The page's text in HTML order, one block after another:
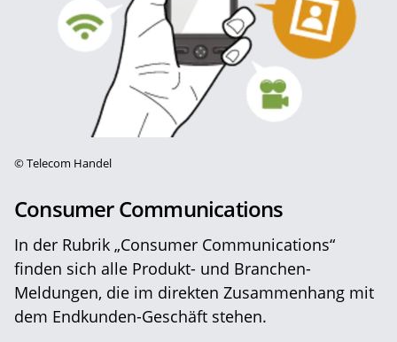
©Telecom Handel
Consumer Communications
In der Rubrik „Consumer Communications“
finden sich alle Produkt- und Branchen-
Meldungen, die im direkten Zusammenhang mit
dem Endkunden-Geschäft stehen.